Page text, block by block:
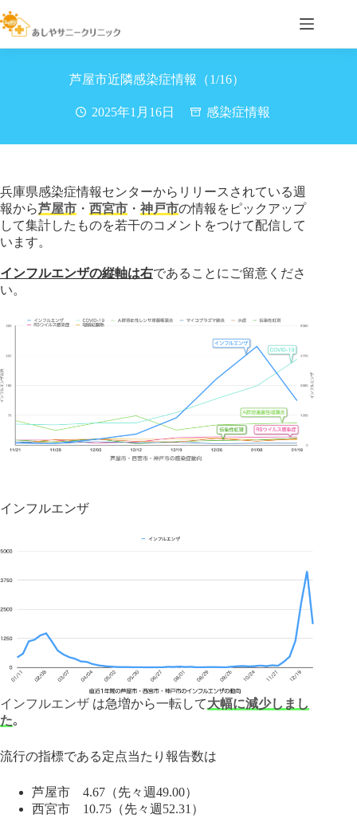
ン
テ
芦屋市近隣感染症情報（1/16）
2025年1月16日 感染症情報
兵庫県感染症情報センターからリリースされている週
報から芦屋市 ・ 西宮市 ・ 神戸市の情報をピックアップ
して集計したものを若干のコメントをつけて配信して
います。
インフルエンザの縦軸は右であることにご留意くださ
い。
インフルエンザ
インフルエンザ は急増から一転して大幅に減少しまし
た｡
流行の指標である定点当たり報告数は
芦屋市 4.67（先々週49.00）
西宮市 10.75（先々週52.31）